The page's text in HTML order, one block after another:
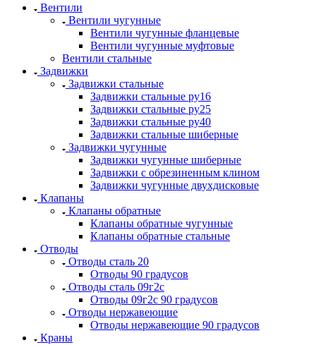
Вентили
Вентили чугунные
Вентили чугунные фланцевые
Вентили чугунные муфтовые
Вентили стальные
Задвижки
Задвижки стальные
Задвижки стальные ру16
Задвижки стальные ру25
Задвижки стальные ру40
Задвижки стальные шиберные
Задвижки чугунные
Задвижки чугунные шиберные
Задвижки с обрезиненным клином
Задвижки чугунные двухдисковые
Клапаны
Клапаны обратные
Клапаны обратные чугунные
Клапаны обратные стальные
Отводы
Отводы сталь 20
Отводы 90 градусов
Отводы сталь 09г2с
Отводы 09г2с 90 градусов
Отводы нержавеющие
Отводы нержавеющие 90 градусов
Краны